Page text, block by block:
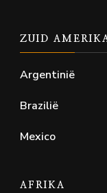
ZUID
Argentinië
Brazilië
Mexico
AFRIKA